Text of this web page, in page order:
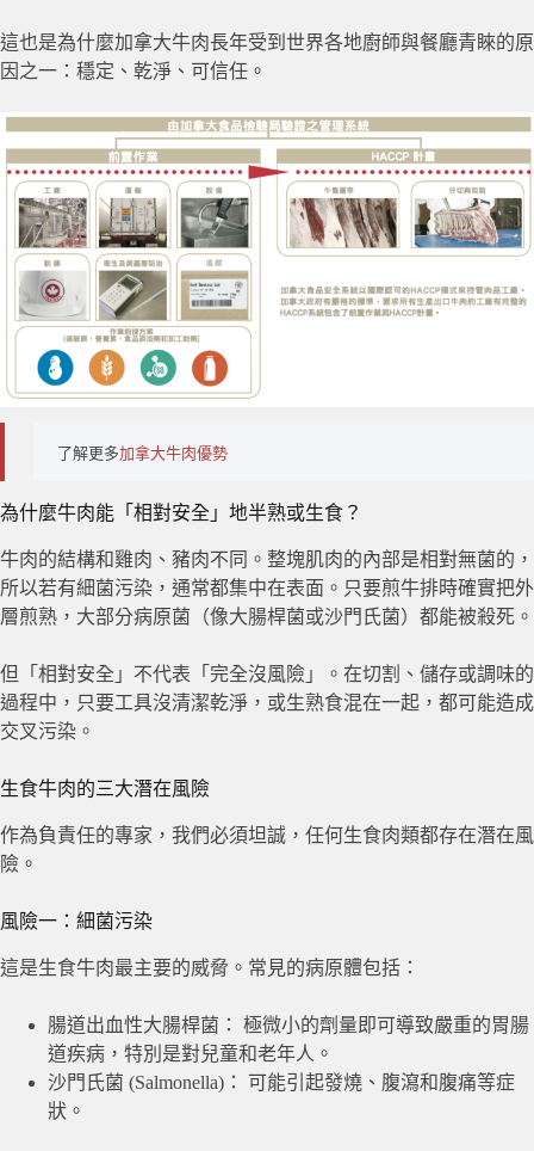
這也是為什麼加拿大牛肉長年受到世界各地廚師與餐廳青睞的原
因之一：穩定、乾淨、可信任。
了解更多加拿大牛肉優勢
為什麼牛肉能「相對安全」地半熟或生食？
牛肉的結構和雞肉、豬肉不同。整塊肌肉的內部是相對無菌的，
所以若有細菌污染，通常都集中在表面。只要煎牛排時確實把外
層煎熟，大部分病原菌（像大腸桿菌或沙門氏菌）都能被殺死。
但「相對安全」不代表「完全沒風險」。在切割、儲存或調味的
過程中，只要工具沒清潔乾淨，或生熟食混在一起，都可能造成
交叉污染。
生食牛肉的三大潛在風險
作為負責任的專家，我們必須坦誠，任何生食肉類都存在潛在風
險。
風險一：細菌污染
這是生食牛肉最主要的威脅。常見的病原體包括：
腸道出血性大腸桿菌： 極微小的劑量即可導致嚴重的胃腸
道疾病，特別是對兒童和老年人。
沙門氏菌 (Salmonella)： 可能引起發燒、腹瀉和腹痛等症
狀。